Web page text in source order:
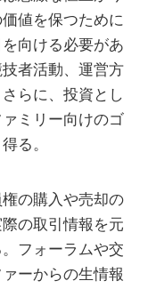
値を保つために
向ける必要があ
者活動、運営方
らに、投資とし
ミリー向けのゴ
る。
の購入や売却の
の取引情報を元
フォーラムや交
ーからの生情報